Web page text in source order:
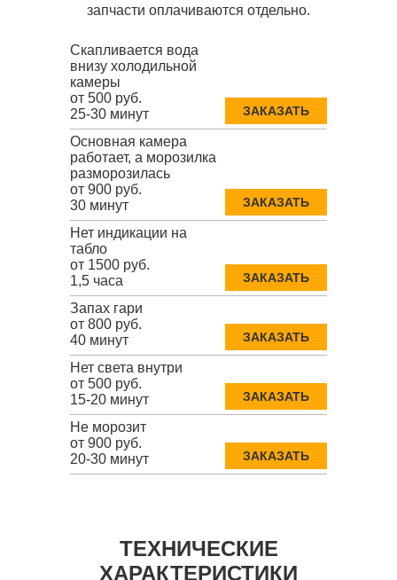
запчасти оплачиваются отдельно.
Скапливается вода
внизу холодильной
камеры
от 500 руб.
25-30 минут
ЗАКАЗАТЬ
Основная камера
работает, а морозилка
разморозилась
от 900 руб.
30 минут
ЗАКАЗАТЬ
Нет индикации на
табло
от 1500 руб.
1,5 часа
ЗАКАЗАТЬ
Запах гари
от 800 руб.
40 минут
ЗАКАЗАТЬ
Нет света внутри
от 500 руб.
15-20 минут
ЗАКАЗАТЬ
Не морозит
от 900 руб.
20-30 минут
ЗАКАЗАТЬ
ТЕХНИЧЕСКИЕ
ХАРАКТЕРИСТИКИ